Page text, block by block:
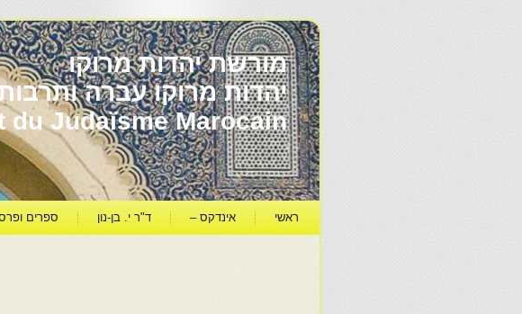
מורשת יהדות מרוקו
du Judaïsme Marocain
ראשי אינדקס – ד"ר י. בן-נון ספרים